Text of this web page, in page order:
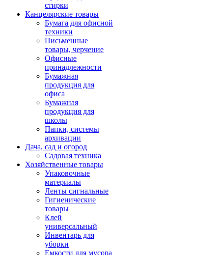
стирки
Канцелярские товары
Бумага для офисной
техники
Письменные
товары, черчение
Офисные
принадлежности
Бумажная
продукция для
офиса
Бумажная
продукция для
школы
Папки, системы
архивации
Дача, сад и огород
Садовая техника
Хозяйственные товары
Упаковочные
материалы
Ленты сигнальные
Гигиенические
товары
Клей
универсальный
Инвентарь для
уборки
Емкости для мусора